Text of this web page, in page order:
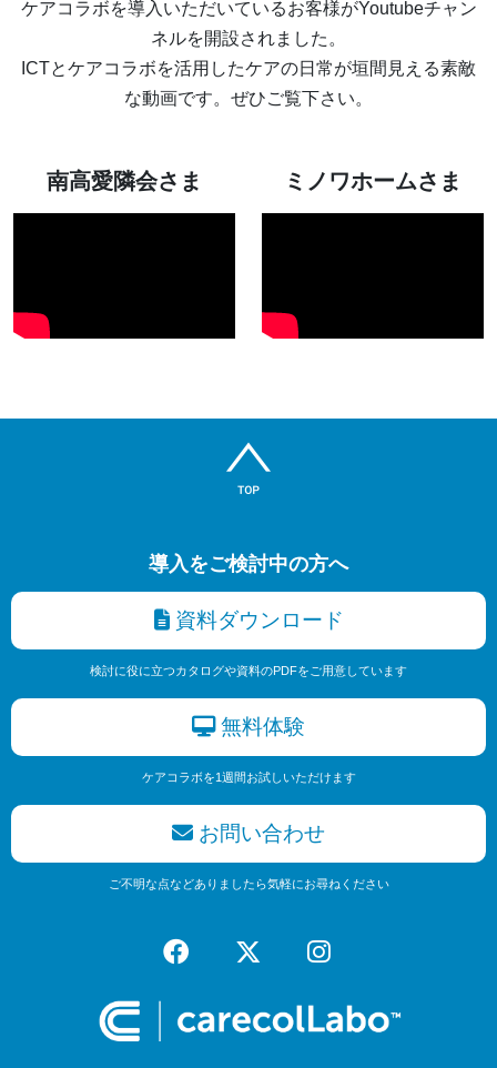
ケアコラボを導入いただいているお客様がYoutubeチャン
ネルを開設されました。
ICTとケアコラボを活用したケアの日常が垣間見える素敵
な動画です。ぜひご覧下さい。
南高愛隣会さま ミノワホームさま
導入をご検討中の方へ
資料ダウンロード
検討に役に立つカタログや資料のPDFをご用意しています
無料体験
ケアコラボを1週間お試しいただけます
お問い合わせ
ご不明な点などありましたら気軽にお尋ねください